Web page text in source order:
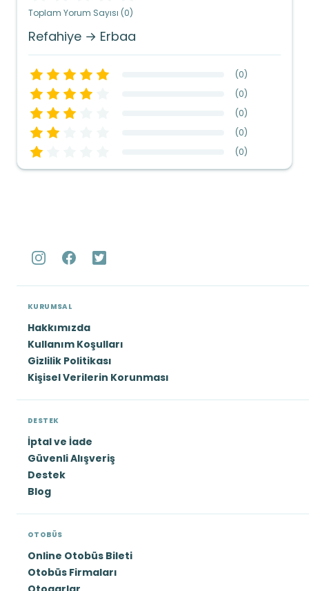
Toplam Yorum Sayısı (0)
Refahiye → Erbaa
(0)
(0)
(0)
(0)
(0)
KURUMSAL
Hakkımızda
Kullanım Koşulları
Gizlilik Politikası
Kişisel Verilerin Korunması
DESTEK
İptal ve İade
Güvenli Alışveriş
Destek
Blog
OTOBÜS
Online Otobüs Bileti
Otobüs Firmaları